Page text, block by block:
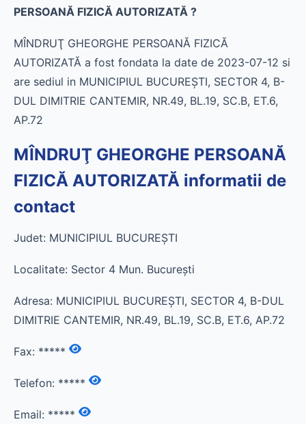
PERSOANĂ FIZICĂ AUTORIZATĂ ?
MÎNDRUŢ GHEORGHE PERSOANĂ FIZICĂ
AUTORIZATĂ a fost fondata la date de 2023-07-12 si
are sediul in MUNICIPIUL BUCUREŞTI, SECTOR 4, B-
DUL DIMITRIE CANTEMIR, NR.49, BL.19, SC.B, ET.6,
AP.72
MÎNDRUŢ GHEORGHE PERSOANĂ
FIZICĂ AUTORIZATĂ informatii de
contact
Judet: MUNICIPIUL BUCUREŞTI
Localitate: Sector 4 Mun. Bucureşti
Adresa: MUNICIPIUL BUCUREŞTI, SECTOR 4, B-DUL
DIMITRIE CANTEMIR, NR.49, BL.19, SC.B, ET.6, AP.72
Fax: *****
Telefon: *****
Email: *****